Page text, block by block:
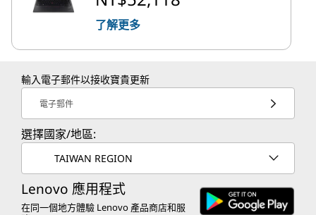
了解更多
輸入電子郵件以接收寶貴更新
電子郵件
選擇國家/地區:
TAIWAN REGION
Lenovo 應用程式
在同一個地方體驗 Lenovo 產品商店和服